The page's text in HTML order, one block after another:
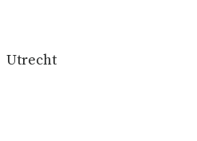
Utrecht